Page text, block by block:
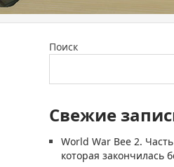
Поиск
Свежие
World War Bee 2.
которая закончилась